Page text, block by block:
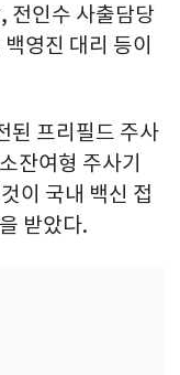
전인수 사출담당
영진 대리 등이
된 프리필드 주사
잔여형 주사기
이 국내 백신 접
받았다.